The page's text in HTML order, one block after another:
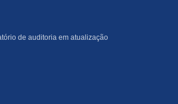
de auditoria em atualização